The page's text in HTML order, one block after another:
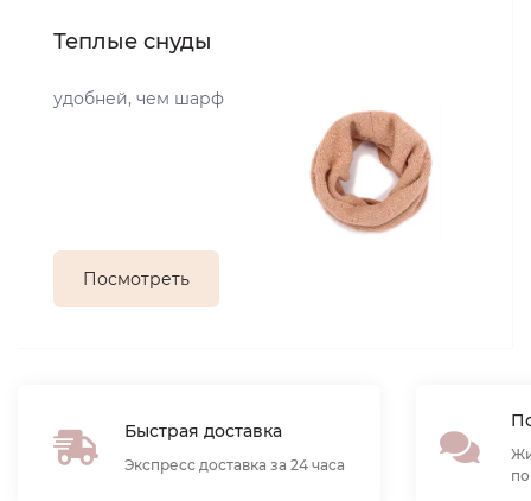
Теплые снуды
удобней, чем шарф
Посмотреть
Быстрая доставка
Экспресс доставка за 24 часа